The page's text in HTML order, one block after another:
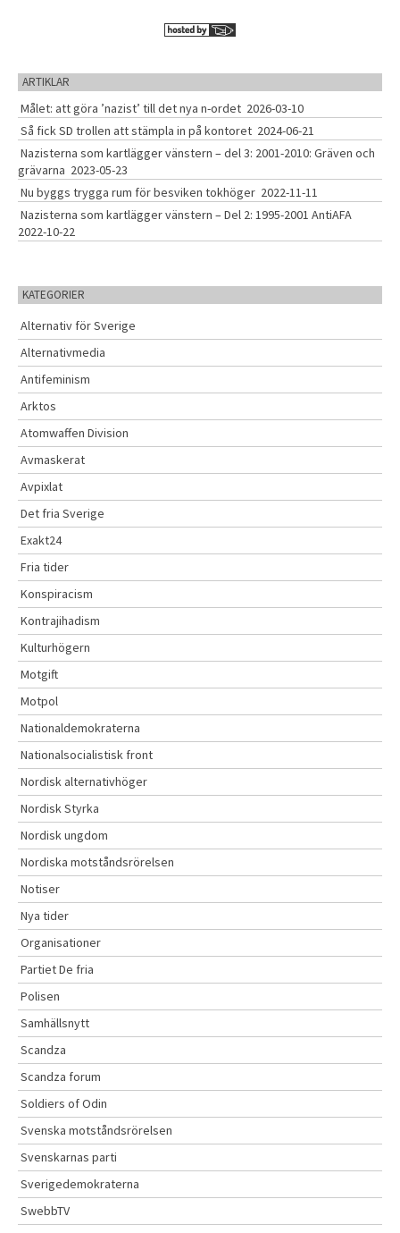
ARTIKLAR
Målet: att göra ’nazist’ till det nya n-ordet 2026-03-10
Så fick SD trollen att stämpla in på kontoret 2024-06-21
Nazisterna som kartlägger vänstern – del 3: 2001-2010: Gräven och
grävarna 2023-05-23
Nu byggs trygga rum för besviken tokhöger 2022-11-11
Nazisterna som kartlägger vänstern – Del 2: 1995-2001 AntiAFA
2022-10-22
KATEGORIER
Alternativ för Sverige
Alternativmedia
Antifeminism
Arktos
Atomwaffen Division
Avmaskerat
Avpixlat
Det fria Sverige
Exakt24
Fria tider
Konspiracism
Kontrajihadism
Kulturhögern
Motgift
Motpol
Nationaldemokraterna
Nationalsocialistisk front
Nordisk alternativhöger
Nordisk Styrka
Nordisk ungdom
Nordiska motståndsrörelsen
Notiser
Nya tider
Organisationer
Partiet De fria
Polisen
Samhällsnytt
Scandza
Scandza forum
Soldiers of Odin
Svenska motståndsrörelsen
Svenskarnas parti
Sverigedemokraterna
SwebbTV